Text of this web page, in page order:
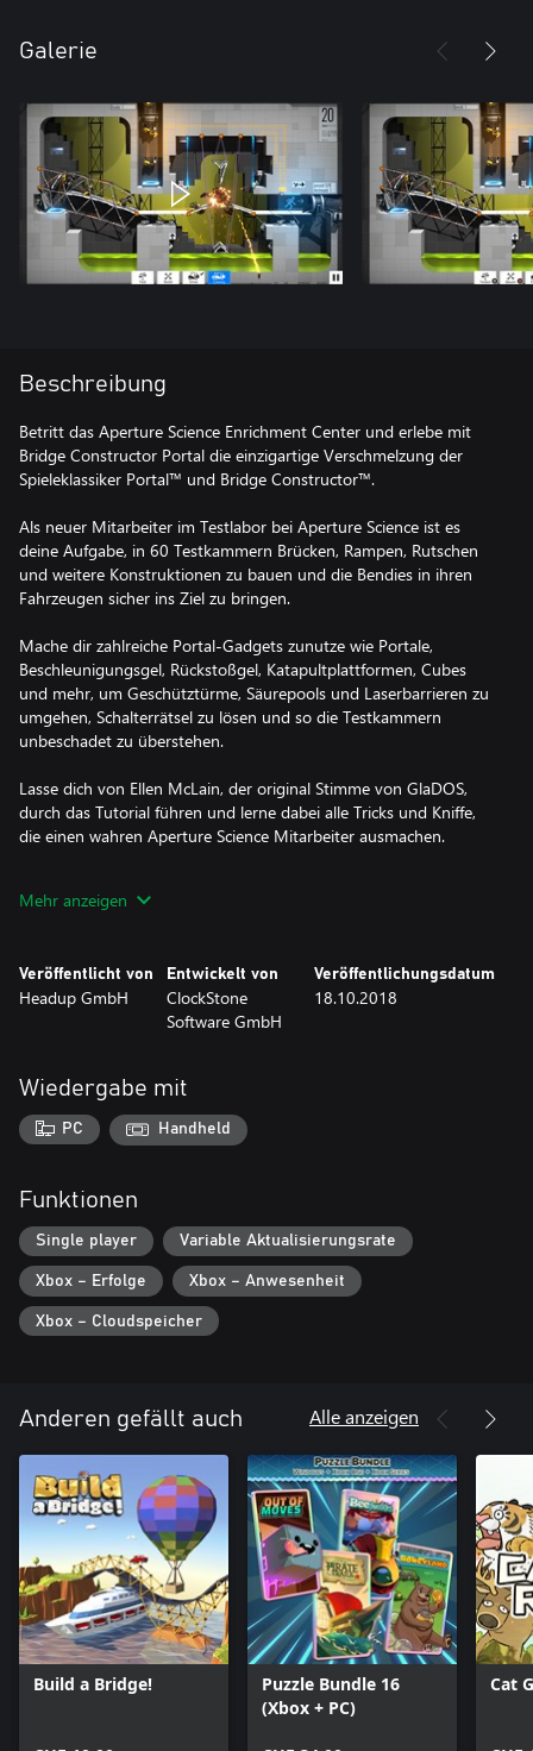
Galerie
Beschreibung
Betritt das Aperture Science Enrichment Center und erlebe mit
Bridge Constructor Portal die einzigartige Verschmelzung der
Spieleklassiker Portal™ und Bridge Constructor™.
Als neuer Mitarbeiter im Testlabor bei Aperture Science ist es
deine Aufgabe, in 60 Testkammern Brücken, Rampen, Rutschen
und weitere Konstruktionen zu bauen und die Bendies in ihren
Fahrzeugen sicher ins Ziel zu bringen.
Mache dir zahlreiche Portal-Gadgets zunutze wie Portale,
Beschleunigungsgel, Rückstoßgel, Katapultplattformen, Cubes
und mehr, um Geschütztürme, Säurepools und Laserbarrieren zu
umgehen, Schalterrätsel zu lösen und so die Testkammern
unbeschadet zu überstehen.
Lasse dich von Ellen McLain, der original Stimme von GlaDOS,
durch das Tutorial führen und lerne dabei alle Tricks und Kniffe,
die einen wahren Aperture Science Mitarbeiter ausmachen.
Mehr anzeigen
Veröffentlicht von
Headup GmbH
Entwickelt von
ClockStone
Software GmbH
Veröffentlichungsdatum
18.10.2018
Wiedergabe mit
PC Handheld
Funktionen
Single player Variable Aktualisierungsrate
Xbox – Erfolge Xbox – Anwesenheit
Xbox – Cloudspeicher
Anderen gefällt auch Alle anzeigen
Build a Bridge!
Puzzle Bundle 16
(Xbox + PC)
Cat